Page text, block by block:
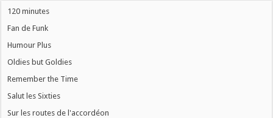
120 minutes
Fan de Funk
Humour Plus
Oldies but Goldies
Remember the Time
Salut les Sixties
Sur les routes de l'accordéon